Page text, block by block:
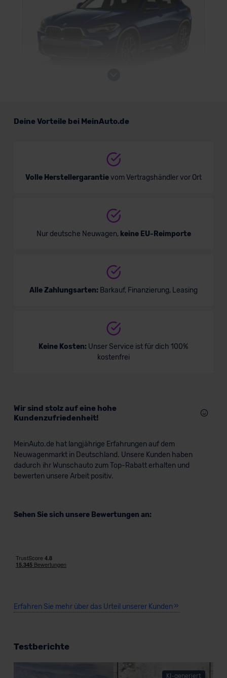
SUV/Geländewagen
Bald verfügbar
Verkauf startet in Kürze
Deine Vorteile bei MeinAuto.de
Volle Herstellergarantievom Vertragshändler vor Ort
Nur deutsche Neuwagen, keine EU-Reimporte
Alle Zahlungsarten: Barkauf, Finanzierung, Leasing
Keine Kosten: Unser Service ist für dich 100%
kostenfrei
Wir sind stolz auf eine hohe
Kundenzufriedenheit!
MeinAuto.de hat langjährige Erfahrungen auf dem
Neuwagenmarkt in Deutschland. Unsere Kunden haben
dadurch ihr Wunschauto zum Top-Rabatt erhalten und
bewerten unsere Arbeit positiv.
Sehen Sie sich unsere Bewertungen an:
Erfahren Sie mehr über das Urteil unserer Kunden
Testberichte
KI-generiert